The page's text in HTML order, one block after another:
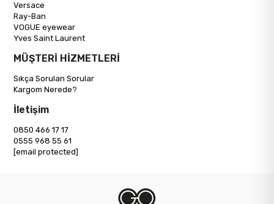
Versace
Ray-Ban
VOGUE eyewear
Yves Saint Laurent
MÜŞTERİ HİZMETLERİ
Sıkça Sorulan Sorular
Kargom Nerede?
İletişim
0850 466 17 17
0555 968 55 61
[email protected]